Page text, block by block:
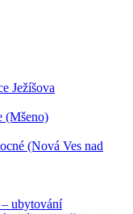
Ježíšova
(Mšeno)
(Nová Ves nad
ubytování